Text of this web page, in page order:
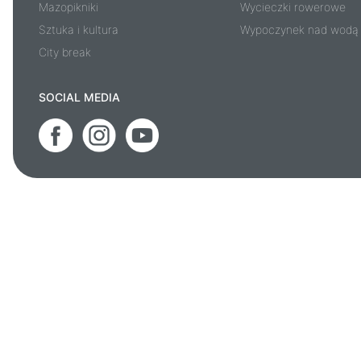
Mazopikniki
Sztuka i kultura
City break
Wycieczki rowerowe
Wypoczynek nad wodą
SOCIAL MEDIA